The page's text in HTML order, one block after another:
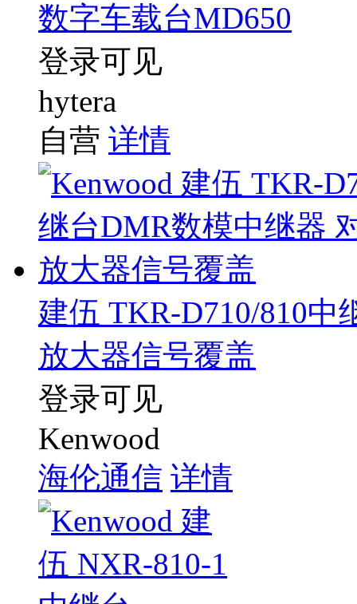
数字车载台MD650
登录可见
hytera
自营 详情
建伍 TKR-D710/810
放大器信号覆盖
登录可见
Kenwood
海伦通信 详情